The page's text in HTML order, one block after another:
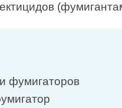
фумигаторов